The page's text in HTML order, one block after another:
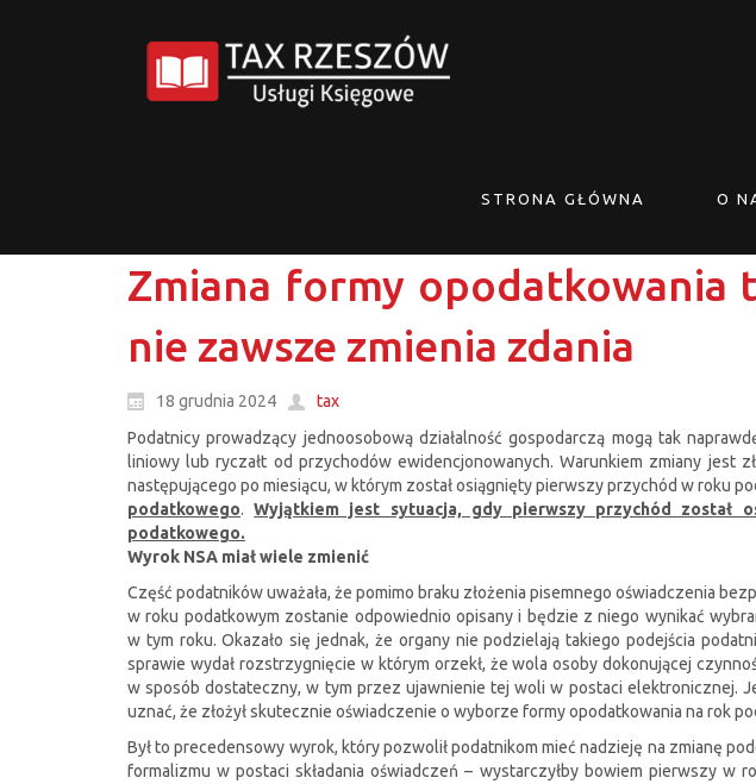
STRONA GŁÓWNA O
Zmiana formy opodatkowania
nie zawsze zmienia zdania
18 grudnia 2024
tax
Podatnicy prowadzący jednoosobową działalność gospodarczą mogą tak
liniowy lub ryczałt od przychodów ewidencjonowanych. Warunkiem zmiany jest
następującego po miesiącu, w którym został osiągnięty pierwszy przychód w roku
podatkowego.Wyjątkiem jest sytuacja, gdy pierwszy przychód został
podatkowego.
Wyrok NSA miał wiele zmienić
Część podatników uważała, że pomimo braku złożenia pisemnego oświadczenia
w roku podatkowym zostanie odpowiednio opisany i będzie z niego wynikać
w tym roku. Okazało się jednak, że organy nie podzielają takiego podejścia
sprawie wydał rozstrzygnięcie w którym orzekł, że wola osoby dokonującej
w sposób dostateczny, w tym przez ujawnienie tej woli w postaci elektronicznej.
uznać, że złożył skutecznie oświadczenie o wyborze formy opodatkowania na rok
Był to precedensowy wyrok, który pozwolił podatnikom mieć nadzieję na zmianę
formalizmu w postaci składania oświadczeń – wystarczyłby bowiem pierwszy w